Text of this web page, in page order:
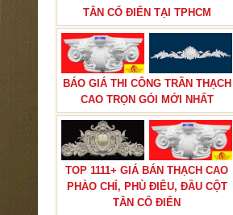
TÂN CỔ ĐIỂN TẠI TPHCM
BÁO GIÁ THI CÔNG TRẦN THẠCH
CAO TRỌN GÓI MỚI NHẤT
TOP 1111+ GIÁ BÁN THẠCH CAO
PHÀO CHỈ, PHÙ ĐIÊU, ĐẦU CỘT
TÂN CỔ ĐIỂN
BÁO GIÁ THI CÔNG PHÀO CHỈ
PU TÂN CỔ ĐIỂN TẠI TPHCM